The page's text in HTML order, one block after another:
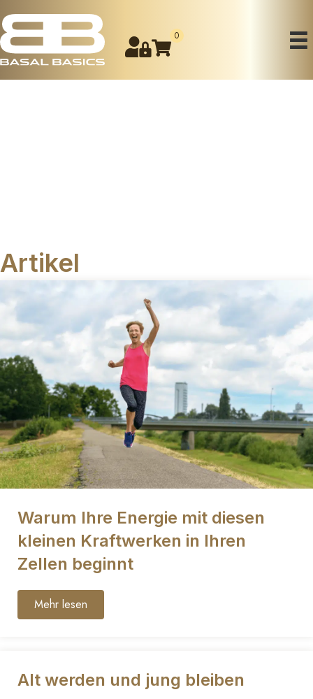
0
Artikel
Warum Ihre Energie mit diesen
kleinen Kraftwerken in Ihren
Zellen beginnt
Mehr lesen
Alt werden und jung bleiben